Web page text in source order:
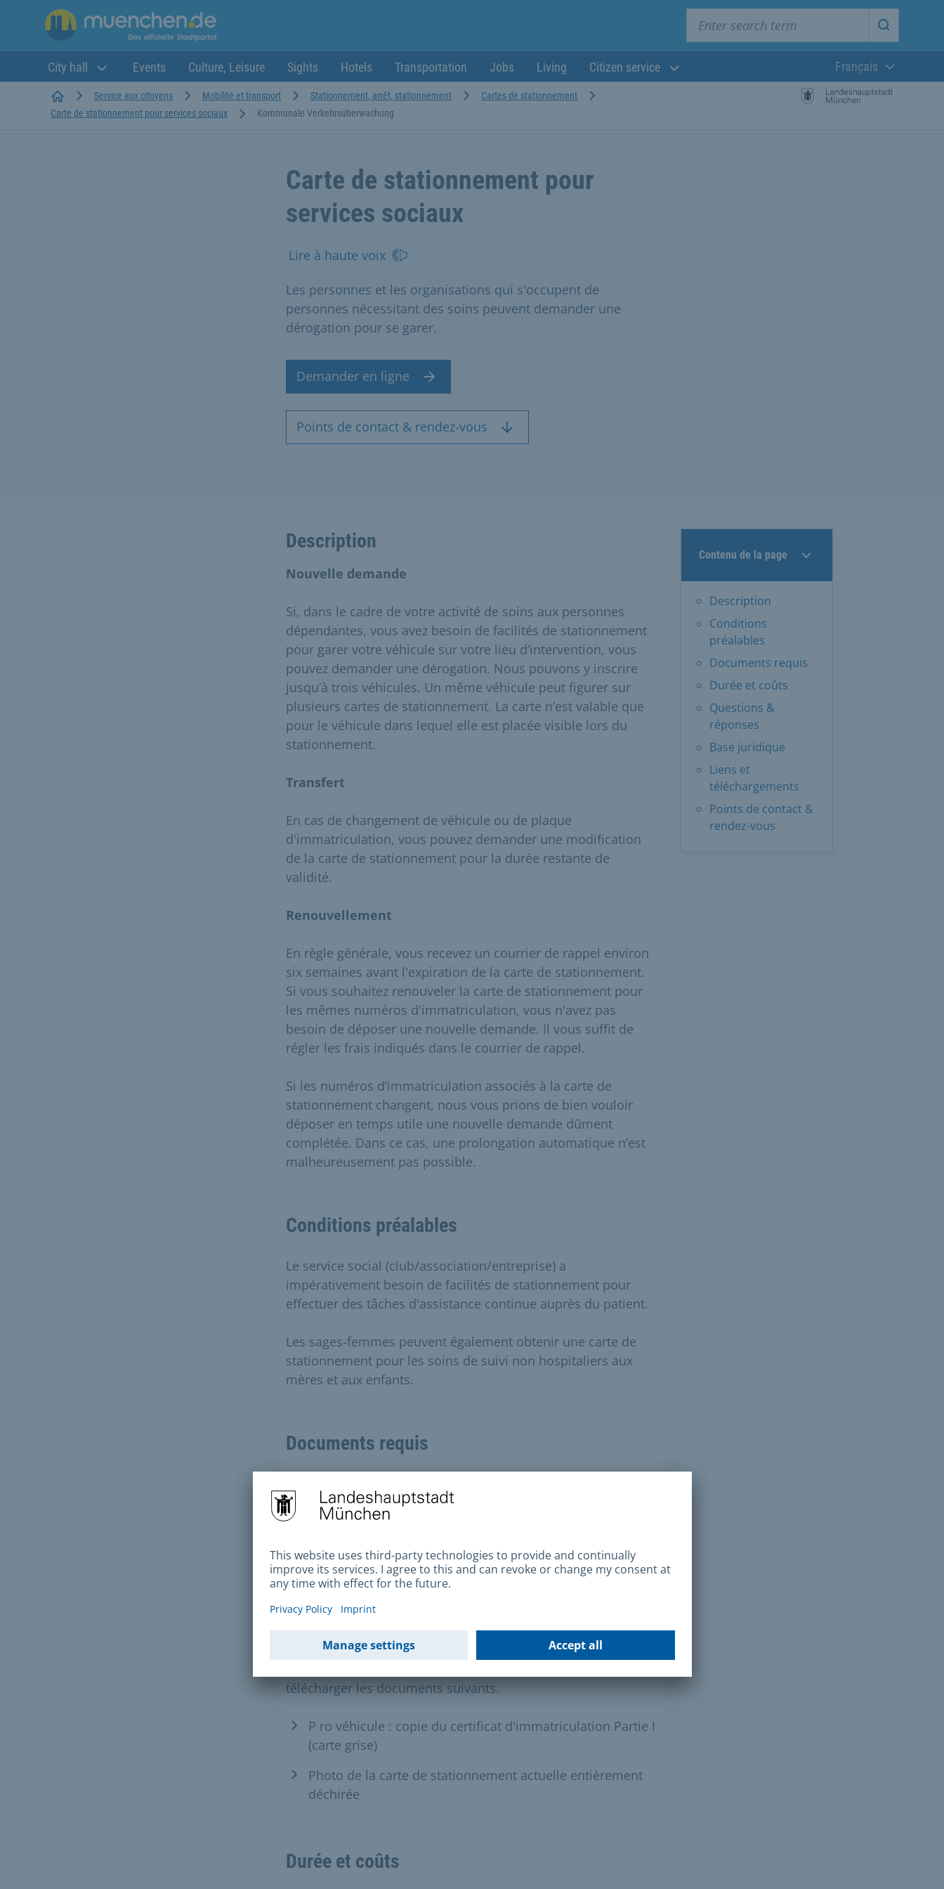
Start
City hall Events Culture, Leisure Sights Hotels Transportation Jobs Living Citizen service
Langue
Français
StartseiteService aux citoyens Mobilité et transport Stationnement, arrêt, stationnement
Cartes de stationnement
Carte de stationnement pour services sociaux
Kommunale Verkehrsüberwachung
Carte de stationnement pour
services sociaux
Lire à haute voix
Les personnes et les organisations qui s'occupent de
personnes nécessitant des soins peuvent demander une
dérogation pour se garer.
Demander en ligne
Points de contact & rendez-vous
Contenu de la page
Description
Conditions
préalables
Documents requis
Durée et coûts
Questions &
réponses
Base juridique
Liens et
téléchargements
Points de contact &
rendez-vous
Description
Nouvelle demande
Si, dans le cadre de votre activité de soins aux personnes
dépendantes, vous avez besoin de facilités de stationnement
pour garer votre véhicule sur votre lieu d’intervention, vous
pouvez demander une dérogation. Nous pouvons y inscrire
jusqu’à trois véhicules. Un même véhicule peut figurer sur
plusieurs cartes de stationnement. La carte n’est valable que
pour le véhicule dans lequel elle est placée visible lors du
stationnement.
Transfert
En cas de changement de véhicule ou de plaque
d'immatriculation, vous pouvez demander une modification
de la carte de stationnement pour la durée restante de
validité.
Renouvellement
En règle générale, vous recevez un courrier de rappel environ
six semaines avant l'expiration de la carte de stationnement.
Si vous souhaitez renouveler la carte de stationnement pour
les mêmes numéros d'immatriculation, vous n'avez pas
besoin de déposer une nouvelle demande. Il vous suffit de
régler les frais indiqués dans le courrier de rappel.
Si les numéros d’immatriculation associés à la carte de
stationnement changent, nous vous prions de bien vouloir
déposer en temps utile une nouvelle demande dûment
complétée. Dans ce cas, une prolongation automatique n’est
malheureusement pas possible.​
Conditions préalables
Le service social (club/association/entreprise) a
impérativement besoin de facilités de stationnement pour
effectuer des tâches d'assistance continue auprès du patient.
Les sages-femmes peuvent également obtenir une carte de
stationnement pour les soins de suivi non hospitaliers aux
mères et aux enfants.
Documents requis
renouvellement), vous devez télécharger les documents
suivants.
Preuve de l'activité d'aide ou de soins (p.ex. autorisation
ou contrat de soins de la caisse de soins)
Par véhicule : copie du certificat d'immatriculation Partie I
(carte grise)
télécharger les documents suivants.
P ro véhicule : copie du certificat d'immatriculation Partie I
(carte grise)
Photo de la carte de stationnement actuelle entièrement
déchirée
Durée et coûts